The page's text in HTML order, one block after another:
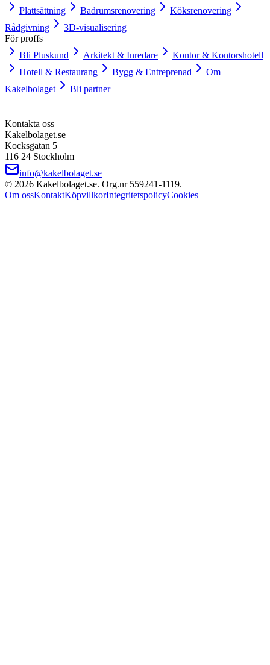
Plattsättning
Badrumsrenovering
Köksrenovering
Rådgivning
3D-visualisering
För proffs
Bli Pluskund
Arkitekt & Inredare
Kontor & Kontorshotell
Hotell & Restaurang
Bygg & Entreprenad
Om
Kakelbolaget
Bli partner
Kontakta oss
Kakelbolaget.se
Kocksgatan 5
116 24 Stockholm
info@kakelbolaget.se
© 2026 Kakelbolaget.se. Org.nr 559241‑1119.
Om ossKontaktKöpvillkorIntegritetspolicyCookies